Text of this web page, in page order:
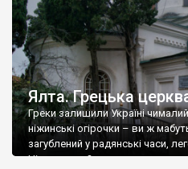
Ялта. Грецька
Греки залишили Україні
ніжинські огірочки – ви ж
загублений у радянські часи,
Ніжин греки?